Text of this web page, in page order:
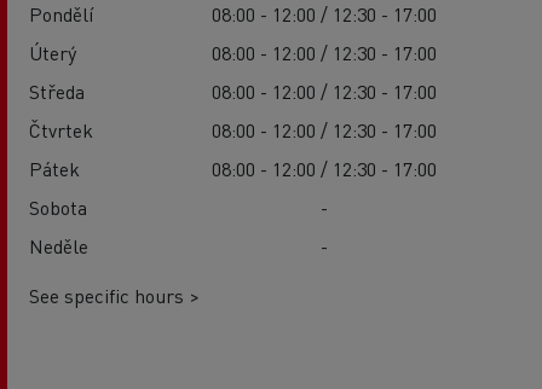
Pondělí
08:00 - 12:00 / 12:30 - 17:00
Úterý
08:00 - 12:00 / 12:30 - 17:00
Středa
08:00 - 12:00 / 12:30 - 17:00
Čtvrtek
08:00 - 12:00 / 12:30 - 17:00
Pátek
08:00 - 12:00 / 12:30 - 17:00
Sobota
-
Neděle
-
See specific hours >